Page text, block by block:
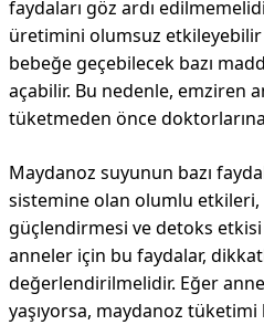
faydaları göz ardı
üretimini olumsuz
bebeğe geçebilecek bazı
açabilir. Bu nedenle, emziren
tüketmeden önce
Maydanoz suyunun bazı
sistemine olan olumlu etkileri,
güçlendirmesi ve detoks
anneler için bu faydalar,
değerlendirilmelidir. Eğer
yaşıyorsa, maydanoz